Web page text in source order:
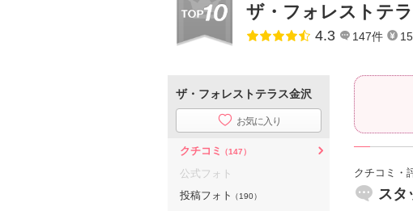
ザ・フォレストテ
点数
4.3 147件
クチコミ・
スタ
ザ・フォレストテラス金沢
お気に入り
クチコミ （147）
公式フォト
投稿フォト （190）